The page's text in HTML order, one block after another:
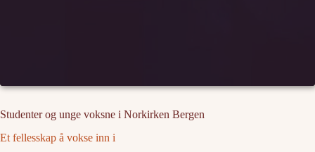
Studenter og unge voksne i Norkirken Bergen
Et fellesskap å vokse inn i